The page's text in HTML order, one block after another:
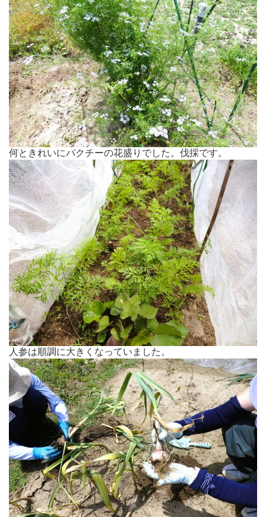
何ときれいにパクチーの花盛りでした。伐採です。
人参は順調に大きくなっていました。